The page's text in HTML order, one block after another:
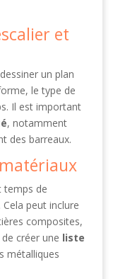
et
un plan
le type de
Il est important
, notamment
des barreaux.
temps de
peut inclure
composites,
créer une liste
métalliques